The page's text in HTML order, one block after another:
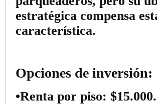
estratégica compensa
característica.
Opciones de inversión:
•Renta por piso: